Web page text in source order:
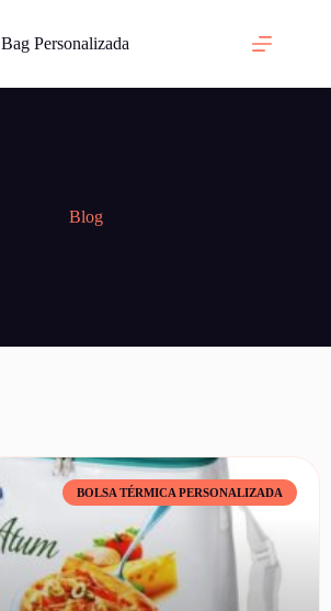
Bag Personalizada
Blog
BOLSA TÉRMICA PERSONALIZADA